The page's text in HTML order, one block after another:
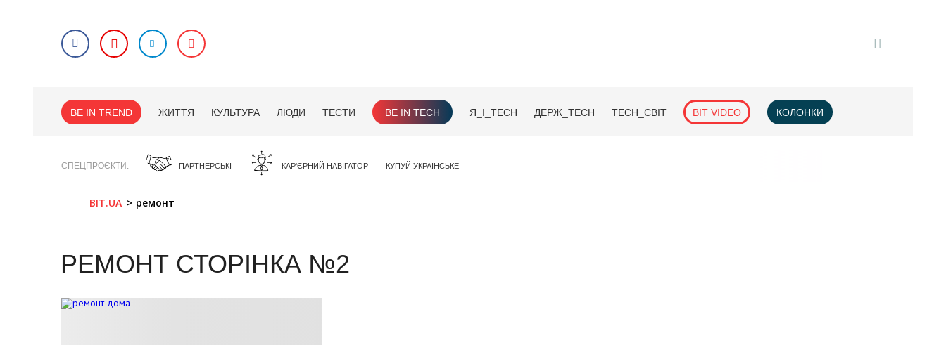
BE IN TREND ЖИТТЯ КУЛЬТУРА ЛЮДИ ТЕСТИ BE IN TECH Я_І_TECH ДЕРЖ_TECH TECH_СВІТ BIT VIDEO КОЛОНКИ
СПЕЦПРОЄКТИ ПАРТНЕРСЬКІ КАР'ЄРНИЙ НАВІГАТОР КУПУЙ УКРАЇНСЬКЕ
BIT.UA ремонт
РЕМОНТ СТОРІНКА №2